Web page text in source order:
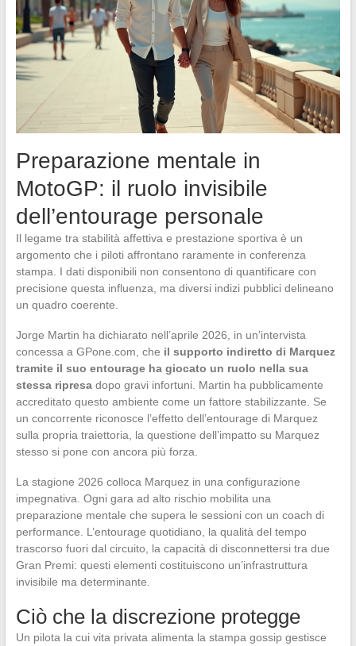
Preparazione mentale in
MotoGP: il ruolo invisibile
dell’entourage personale
Il legame tra stabilità affettiva e prestazione sportiva è un
argomento che i piloti affrontano raramente in conferenza
stampa. I dati disponibili non consentono di quantificare con
precisione questa influenza, ma diversi indizi pubblici delineano
un quadro coerente.
Jorge Martin ha dichiarato nell’aprile 2026, in un’intervista
concessa a GPone.com, che il supporto indiretto di Marquez
tramite il suo entourage ha giocato un ruolo nella sua
stessa ripresadopo gravi infortuni. Martin ha pubblicamente
accreditato questo ambiente come un fattore stabilizzante. Se
un concorrente riconosce l’effetto dell’entourage di Marquez
sulla propria traiettoria, la questione dell’impatto su Marquez
stesso si pone con ancora più forza.
La stagione 2026 colloca Marquez in una configurazione
impegnativa. Ogni gara ad alto rischio mobilita una
preparazione mentale che supera le sessioni con un coach di
performance. L’entourage quotidiano, la qualità del tempo
trascorso fuori dal circuito, la capacità di disconnettersi tra due
Gran Premi: questi elementi costituiscono un’infrastruttura
invisibile ma determinante.
Ciò che la discrezione protegge
Un pilota la cui vita privata alimenta la stampa gossip gestisce